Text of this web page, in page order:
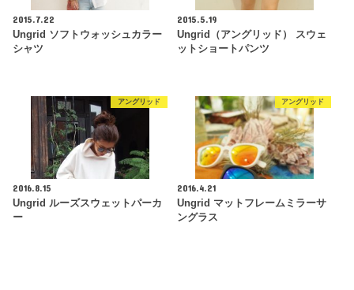
2015.7.22
Ungrid ソフトウォッシュカラー
シャツ
2015.5.19
Ungrid（アングリッド） スウェ
ットショートパンツ
アングリッド
2016.8.15
Ungrid ルーズスウェットパーカ
ー
アングリッド
2016.4.21
Ungrid マットフレームミラーサ
ングラス